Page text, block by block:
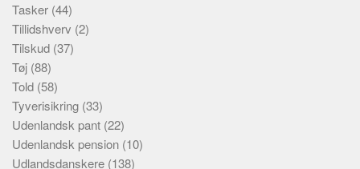
Tasker (44)
Tillidshverv (2)
Tilskud (37)
Tøj (88)
Told (58)
Tyverisikring (33)
Udenlandsk pant (22)
Udenlandsk pension (10)
Udlandsdanskere (138)